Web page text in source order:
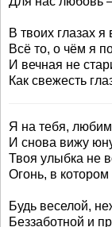
В твоих глазах
Всё то, о чём я
И вечная не
Как свежесть
Я на тебя,
И снова вижу
Твоя улыбка не
Огонь, в
Будь веселой,
Беззаботной и